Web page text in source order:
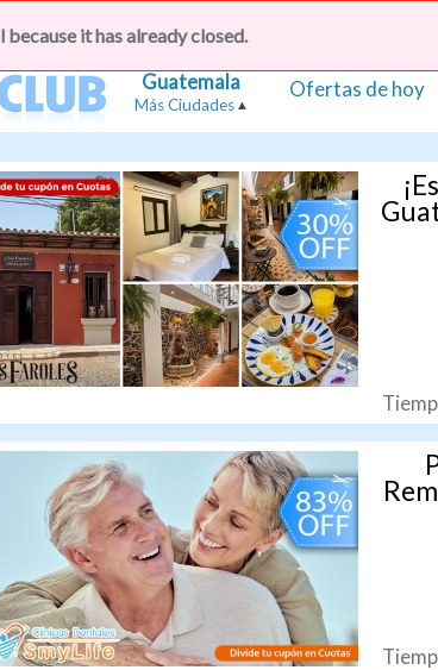
Guatemala
Más Ciudades
Ofertas de hoy
it has already closed.
He ahorrado
compras, me
servicio y